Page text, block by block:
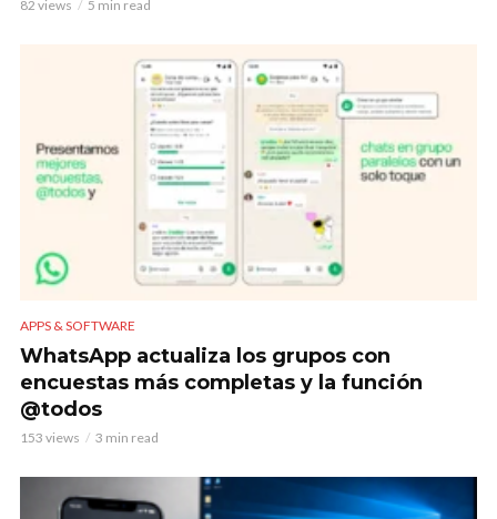
82 views 5 min read
APPS & SOFTWARE
WhatsApp actualiza los grupos con
encuestas más completas y la función
@todos
153 views 3 min read